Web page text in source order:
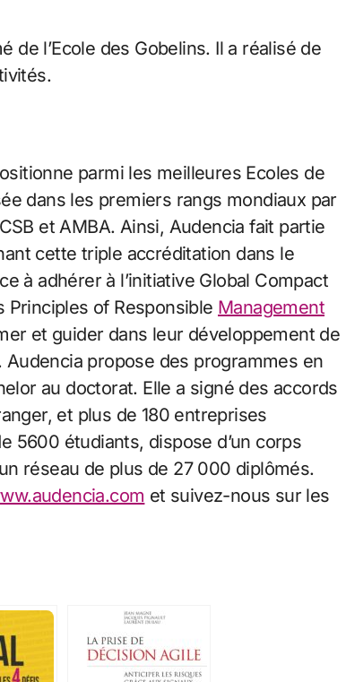
l’Ecole des Gobelins. Il a réalisé de
parmi les meilleures Ecoles de
dans les premiers rangs mondiaux par
et AMBA. Ainsi, Audencia fait partie
cette triple accréditation dans le
à adhérer à l’initiative Global Compact
Principles of Responsible Management
et guider dans leur développement de
propose des programmes en
au doctorat. Elle a signé des accords
et plus de 180 entreprises
5600 étudiants, dispose d’un corps
réseau de plus de 27 000 diplômés.
et suivez-nous sur les